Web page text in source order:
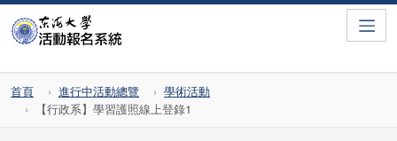
首頁 進行中活動總覽
學術活動
【行政系】學習護照線上登錄1